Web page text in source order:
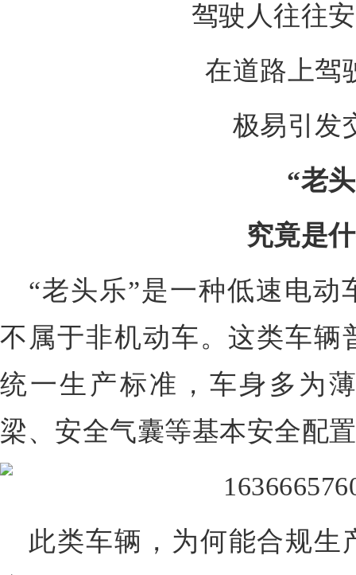
驾驶人往往
在道路上驾
极易引发
“老
究竟是
“老头乐”是一种低速电
不属于非机动车。这类车辆
统一生产标准，车身多为
梁、安全气囊等基本安全配
此类车辆，为何能合规生